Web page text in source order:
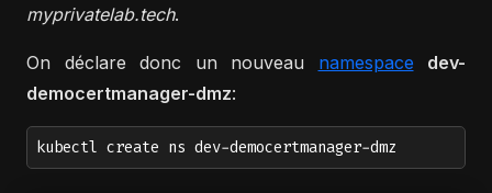
myprivatelab.tech.
On déclare donc un nouveau namespace
dev-
democertmanager-dmz:
kubectl create ns dev-democertmanager-dmz